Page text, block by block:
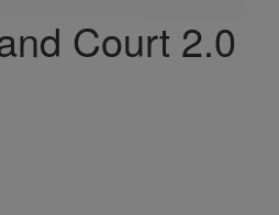
Court 2.0